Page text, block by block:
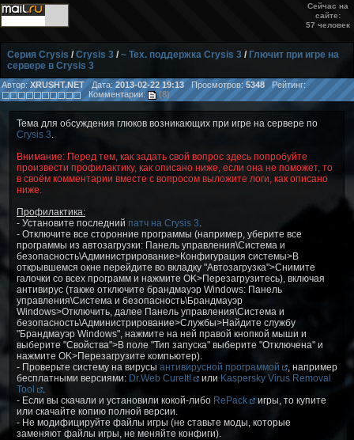
Сейчас на
сайте:
57 человек
Серия Crysis /Crysis 3 /~ Тех. поддержка Crysis 3 / Глючит при игре на
сервере в Crysis 3
Автор: XRUSHT.NET Дата:2013-02-22 19:13Просмотров:5348 Рейтинг:
Комментарии:
(8)
Тема для обсуждения глюков возникающих при игре на сервере по
Crysis 3
Внимание: Перед тем, как задать свой вопрос здесь попробуйте
произвести профилактику, как описано ниже, если она не поможет, то
в своём комментарии вместе с вопросом выложите логи, как описано
ниже.
Профилактика:
- Установите последний патч на Crysis 3
- Отключите все сторонние программы (например, уберите все
программы из автозагрузки: Панель управления\Система и
безопасность\Администрирование>Конфигурация системы>В
открывшемся окне перейдите во вкладку "Автозагрузка">Снимите
галочки со всех программ и нажмите OK>Перезагрузитесь), включая
антивирус (также отключите брандмауэр Windows: Панель
управления\Система и безопасность\Брандмауэр
Windows>Отключить, далее Панель управления\Система и
безопасность\Администрирование>Службы>Найдите службу
"Брандмауэр Windows", нажмите на ней правой кнопкой мыши и
выберите "Свойства">В поле "Тип запуска" выберите "Отключена" и
нажмите OK>Перезагрузите компьютер).
- Проверьте систему на вирусы антивирусной программой
, например
бесплатными версиями: Dr.Web CureIt! или Kaspersky Virus Removal
Tool
- Если вы скачали и установили кокой-либо RePack
игры, то купите
или скачайте копию полной версии.
- Не модифицируйте файлы игры (не ставьте моды, которые
заменяют файлы игры, не меняйте конфиги).